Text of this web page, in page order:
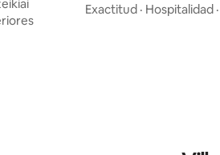
Exactitud · Hospitalidad ·